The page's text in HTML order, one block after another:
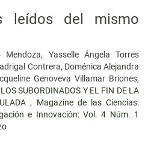
leídos del mismo
Mendoza, Yasselle Ángela Torres
Contrera, Doménica Alejandra
Genoveva Villamar Briones,
SUBORDINADOS Y EL FIN DE LA
, Magazine de las Ciencias:
e Innovación: Vol. 4 Núm. 1